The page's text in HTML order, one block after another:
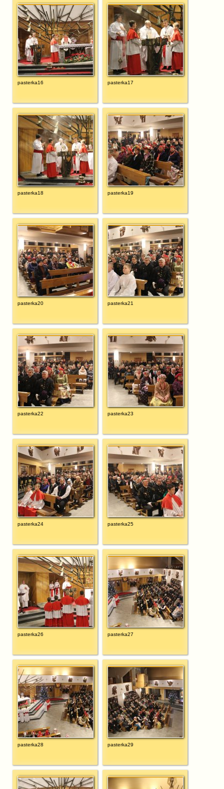
pasterka16 pasterka17
pasterka18 pasterka19
pasterka20 pasterka21
pasterka22 pasterka23
pasterka24 pasterka25
pasterka26 pasterka27
pasterka28 pasterka29